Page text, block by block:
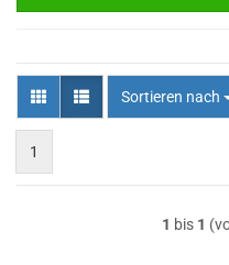
Sortieren nach
Sortieren nach
1
1 bis 1